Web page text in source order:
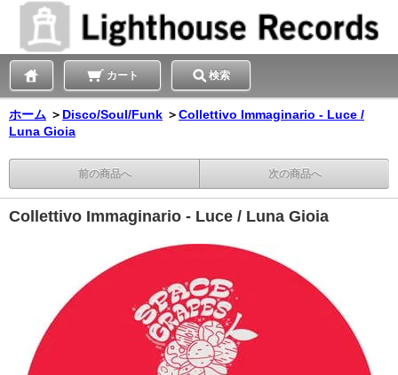
カート 検索
ホーム ＞ Disco/Soul/Funk ＞Collettivo Immaginario - Luce /
Luna Gioia
前の商品へ 次の商品へ
Collettivo Immaginario - Luce / Luna Gioia